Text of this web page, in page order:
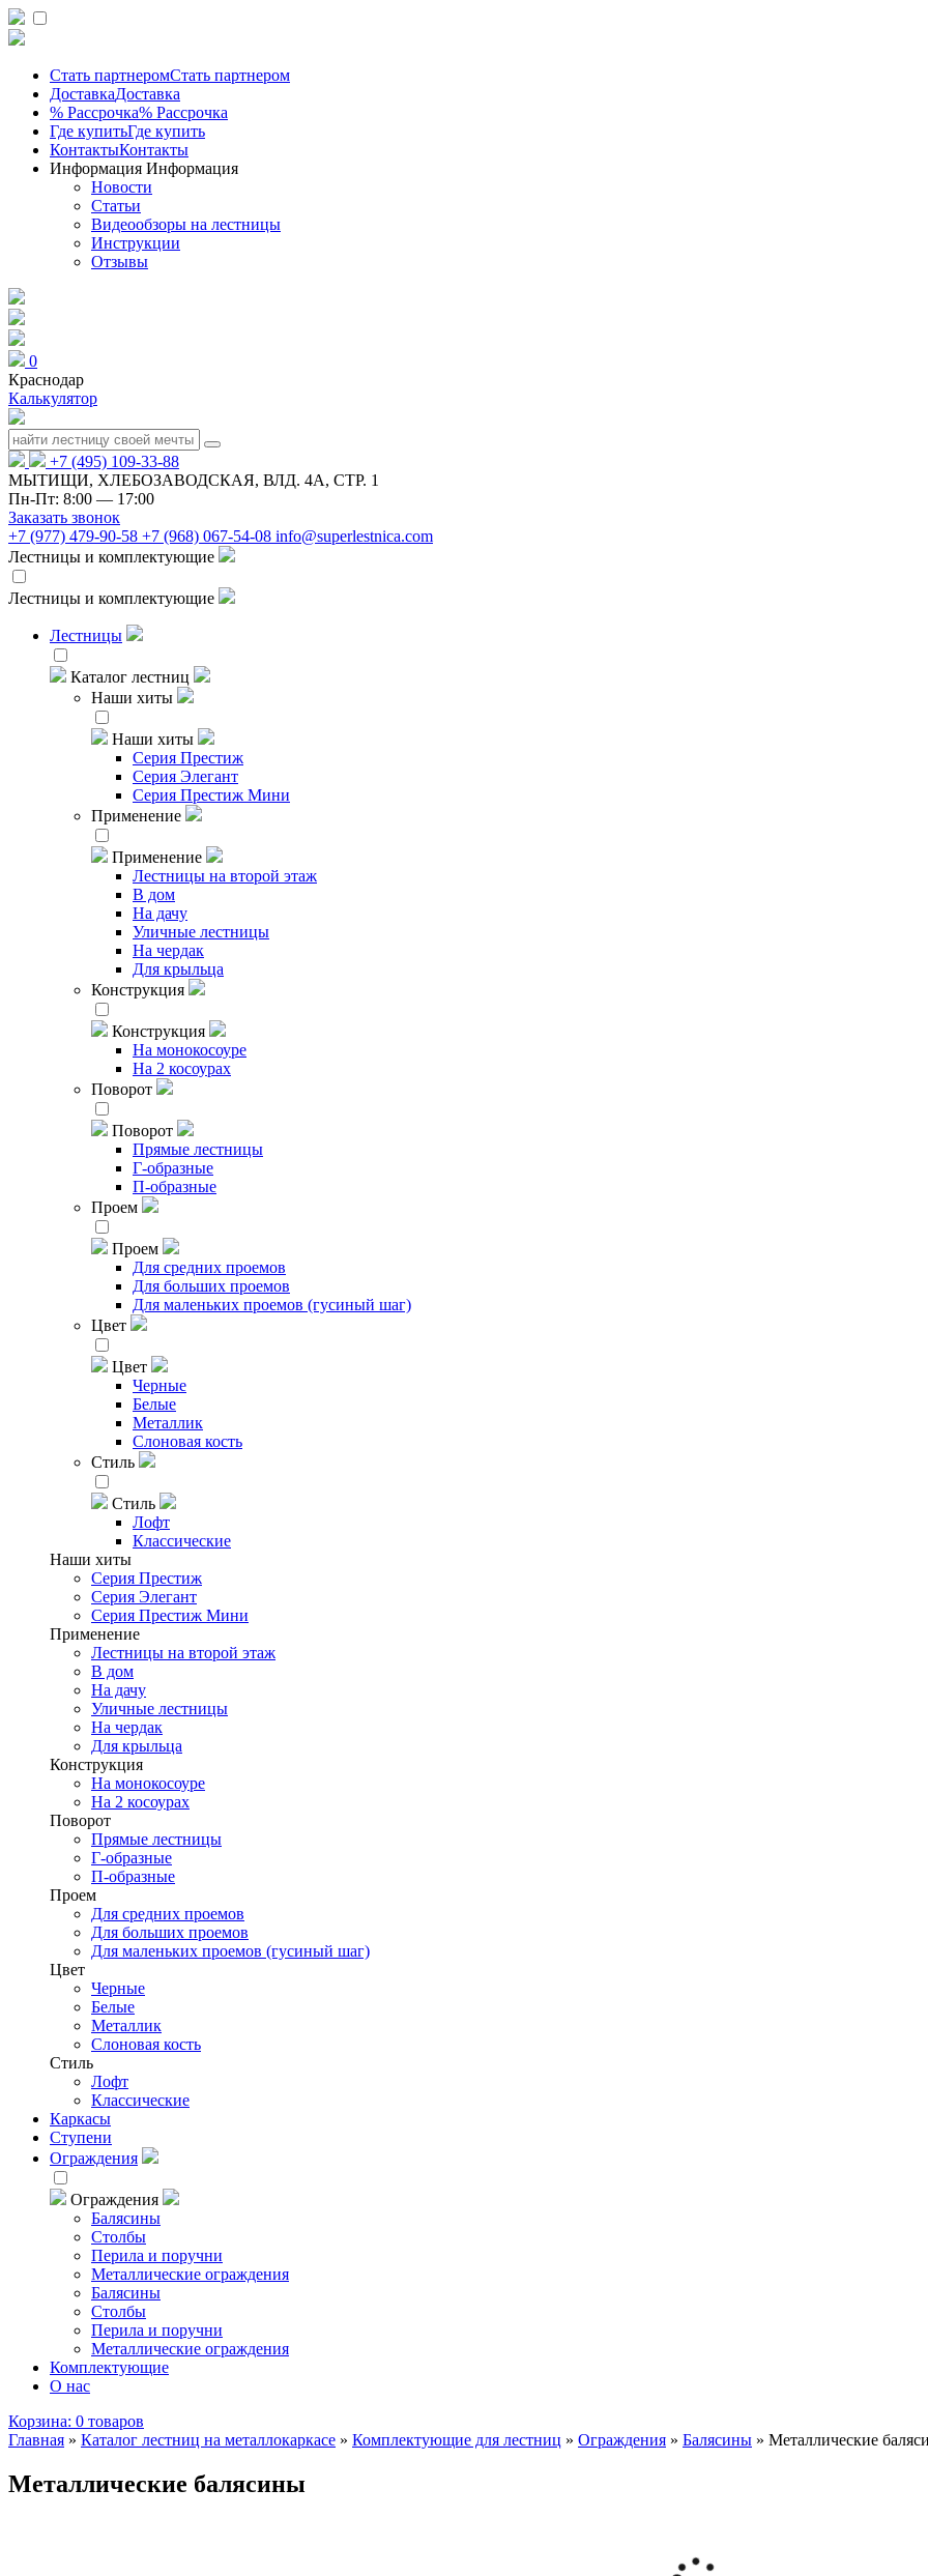
Стать партнеромСтать партнером
ДоставкаДоставка
% Рассрочка% Рассрочка
Где купитьГде купить
КонтактыКонтакты
Информация Информация
Новости
Статьи
Видеообзоры на лестницы
Инструкции
Отзывы
0
Краснодар
Калькулятор
+7 (495) 109-33-88
МЫТИЩИ, ХЛЕБОЗАВОДСКАЯ, ВЛД. 4А, СТР. 1
Пн-Пт: 8:00 — 17:00
Заказать звонок
+7 (977) 479-90-58 +7 (968) 067-54-08 info@superlestnica.com
Лестницы и комплектующие
Лестницы и комплектующие
Лестницы
Каталог лестниц
Наши хиты
Наши хиты
Серия Престиж
Серия Элегант
Серия Престиж Мини
Применение
Применение
Лестницы на второй этаж
В дом
На дачу
Уличные лестницы
На чердак
Для крыльца
Конструкция
Конструкция
На монокосоуре
На 2 косоурах
Поворот
Поворот
Прямые лестницы
Г-образные
П-образные
Проем
Проем
Для средних проемов
Для больших проемов
Для маленьких проемов (гусиный шаг)
Цвет
Цвет
Черные
Белые
Металлик
Слоновая кость
Стиль
Стиль
Лофт
Классические
Наши хиты
Серия Престиж
Серия Элегант
Серия Престиж Мини
Применение
Лестницы на второй этаж
В дом
На дачу
Уличные лестницы
На чердак
Для крыльца
Конструкция
На монокосоуре
На 2 косоурах
Поворот
Прямые лестницы
Г-образные
П-образные
Проем
Для средних проемов
Для больших проемов
Для маленьких проемов (гусиный шаг)
Цвет
Черные
Белые
Металлик
Слоновая кость
Стиль
Лофт
Классические
Каркасы
Ступени
Ограждения
Ограждения
Балясины
Столбы
Перила и поручни
Металлические ограждения
Балясины
Столбы
Перила и поручни
Металлические ограждения
Комплектующие
О нас
Корзина: 0 товаров
Главная » Каталог лестниц на металлокаркасе » Комплектующие для лестниц » Ограждения » Балясины » Металлические
Металлические балясины